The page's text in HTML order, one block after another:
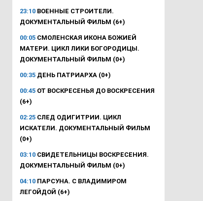
23:10 ВОЕННЫЕ СТРОИТЕЛИ.
ДОКУМЕНТАЛЬНЫЙ ФИЛЬМ (6+)
00:05 СМОЛЕНСКАЯ ИКОНА БОЖИЕЙ
МАТЕРИ. ЦИКЛ ЛИКИ БОГОРОДИЦЫ.
ДОКУМЕНТАЛЬНЫЙ ФИЛЬМ (0+)
00:35 ДЕНЬ ПАТРИАРХА (0+)
00:45 ОТ ВОСКРЕСЕНЬЯ ДО ВОСКРЕСЕНИЯ
(6+)
02:25 СЛЕД ОДИГИТРИИ. ЦИКЛ
ИСКАТЕЛИ. ДОКУМЕНТАЛЬНЫЙ ФИЛЬМ
(0+)
03:10 СВИДЕТЕЛЬНИЦЫ ВОСКРЕСЕНИЯ.
ДОКУМЕНТАЛЬНЫЙ ФИЛЬМ (0+)
04:10 ПАРСУНА. С ВЛАДИМИРОМ
ЛЕГОЙДОЙ (6+)